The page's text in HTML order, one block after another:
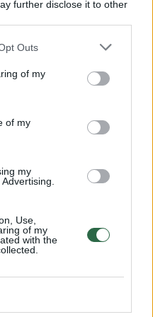
further disclose it to other
Outs
of my
of my
my
Use,
of my
with the
00:00:57
temperatūra kils iki
Vakarinis aplinkkelis: